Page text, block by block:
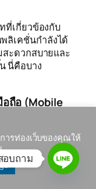
ที่เกี่ยวข้องกับ
ลิเคชั่นกำลังได้
สะดวกสบายและ
นี่คือบาง
ถือ (Mobile
บคุมการเปิด-ปิด
ในสมาร์ทโฟน
านี้มักเชื่อมต่อกับ
ารท่องเว็บของคุณให้
อบถาม